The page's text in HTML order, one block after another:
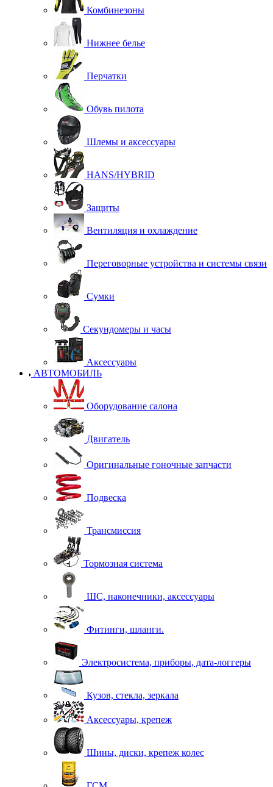
Комбинезоны
Нижнее белье
Перчатки
Обувь пилота
Шлемы и аксессуары
HANS/HYBRID
Защиты
Вентиляция и охлаждение
Переговорные устройства и системы связи
Сумки
Секундомеры и часы
Аксессуары
АВТОМОБИЛЬ
Оборудование салона
Двигатель
Оригинальные гоночные запчасти
Подвеска
Трансмиссия
Тормозная система
ШС, наконечники, аксессуары
Фитинги, шланги.
Электросистема, приборы, дата-логгеры
Кузов, стекла, зеркала
Аксессуары, крепеж
Шины, диски, крепеж колес